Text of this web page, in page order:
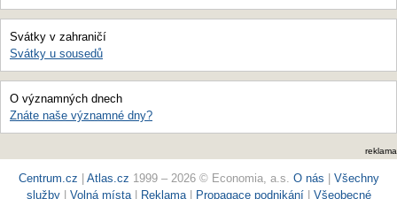
Svátky v zahraničí
Svátky u sousedů
O významných dnech
Znáte naše významné dny?
reklama
Centrum.cz Atlas.cz 1999 – 2026 © Economia, a.s. O nás
Všechny
služby
Volná místa| Reklama Propagace podnikání| Všeobecné